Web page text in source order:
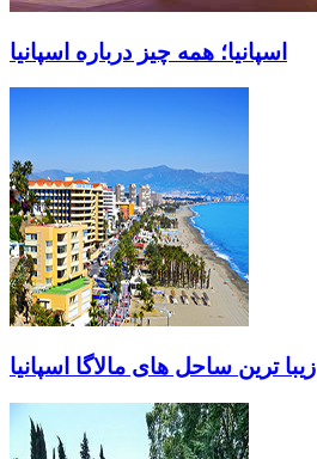
اسپانیا؛ همه چیز درباره اسپانیا
زیبا ترین ساحل های مالاگا اسپانیا